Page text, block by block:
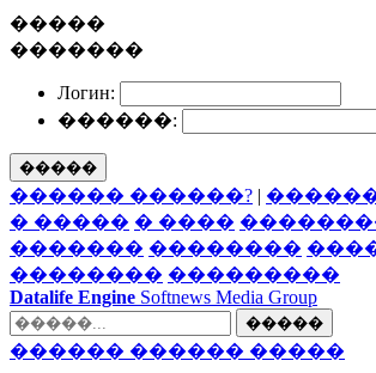
�����
�������
Логин:
������:
�����
������ ������? |
� ����� � ����
������� ��������
�������� ���������
Datalife Engine Softnews Media Group
�����
������ ������ �����